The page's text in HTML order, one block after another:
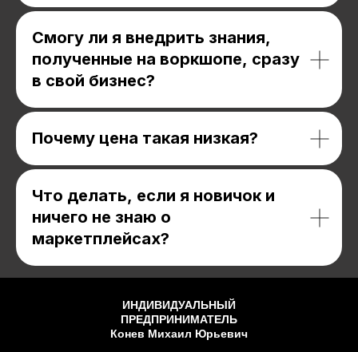
Смогу ли я внедрить знания,
полученные на воркшопе, сразу
в свой бизнес?
Почему цена такая низкая?
Что делать, если я новичок и
ничего не знаю о
маркетплейсах?
ИНДИВИДУАЛЬНЫЙ
ПРЕДПРИНИМАТЕЛЬ
Конев Михаил Юрьевич